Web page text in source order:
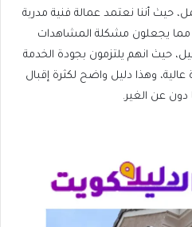
حيث أننا نعتمد عمالة فنية مدربة
يجعلون مشكلة المشاهدات
حيث انهم يلتزمون بجودة الخدمة
وهذا دليل واضح لكثرة إقبال
دون عن الغير.